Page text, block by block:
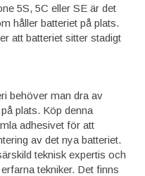
5S, 5C eller SE är det
håller batteriet på plats.
att batteriet sitter stadigt
behöver man dra av
plats. Köp denna
adhesivet för att
av det nya batteriet.
teknisk expertis och
tekniker. Det finns